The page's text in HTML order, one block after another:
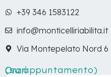
+39 346 1583122
info@monticelliriabilita.it
Via Montepelato Nord 6
Orari
(su appuntamento)